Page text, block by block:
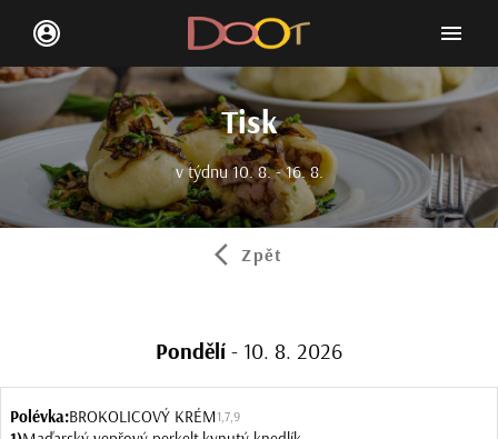
account_circle menu
Tisk
v týdnu 10. 8. - 16. 8.
arrow_back_iosZpět
Pondělí - 10. 8. 2026
Polévka:BROKOLICOVÝ KRÉM1,7,9